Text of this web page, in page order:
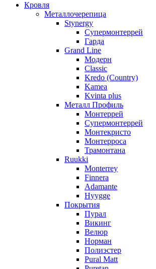
Кровля
Металлочерепица
Stynergy
Супермонтеррей
Гарда
Grand Line
Модерн
Classic
Kredo (Country)
Kamea
Kvinta plus
Металл Профиль
Монтеррей
Супермонтеррей
Монтекристо
Монтерроса
Трамонтана
Ruukki
Monterrey
Finnera
Adamante
Hyygge
Покрытия
Пурал
Викинг
Велюр
Норман
Полиэстер
Pural Matt